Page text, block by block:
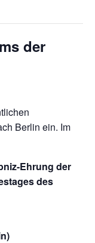
der
Berlin ein. Im
Ehrung der
des